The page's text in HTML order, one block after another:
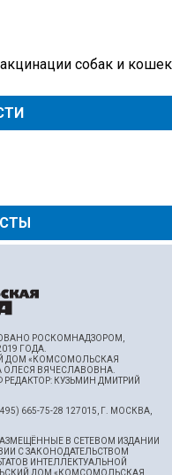
собак и кошек
РОСКОМНАДЗОРОМ,
ГОДА.
ДОМ «КОМСОМОЛЬСКАЯ
ОЛЕСЯ ВЯЧЕСЛАВОВНА.
РЕДАКТОР: КУЗЬМИН ДМИТРИЙ
665-75-28 127015, Г. МОСКВА,
В СЕТЕВОМ ИЗДАНИИ
С ЗАКОНОДАТЕЛЬСТВОМ
ИНТЕЛЛЕКТУАЛЬНОЙ
ДОМ «КОМСОМОЛЬСКАЯ